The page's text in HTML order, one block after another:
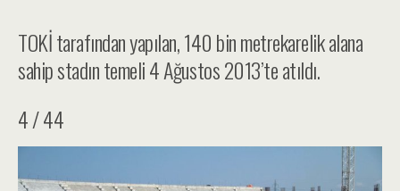
TOKİ tarafından yapılan, 140 bin metrekarelik alana
sahip stadın temeli 4 Ağustos 2013’te atıldı.
4 / 44